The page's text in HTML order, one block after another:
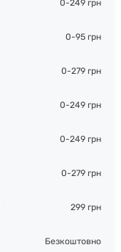
0-249 грн
0-95 грн
0-279 грн
0-249 грн
0-249 грн
0-279 грн
299 грн
Безкоштовно